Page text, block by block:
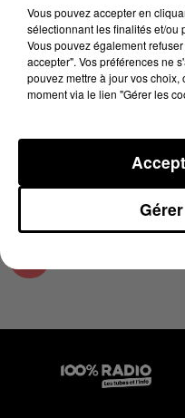
19 février 2025 - 4 min
LES INFOS DE
08H00
Les infos de l'Aude
Vous pouvez accepter en
sélectionnant les finalités et/ou
Vous pouvez également
accepter". Vos préférences ne
pouvez mettre à jour vos
moment via le lien "Gérer les